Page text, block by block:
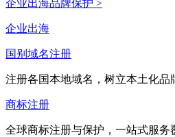
企业出海品牌保护 >
企业出海
国别域名注册
注册各国本地域名，树立本土化品
商标注册
全球商标注册与保护，一站式服务